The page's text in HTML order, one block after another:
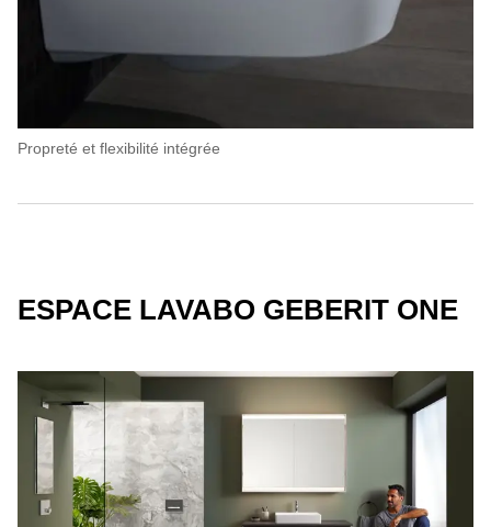
Propreté et flexibilité intégrée
ESPACE LAVABO GEBERIT ONE